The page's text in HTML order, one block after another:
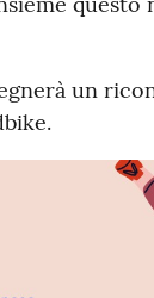
un